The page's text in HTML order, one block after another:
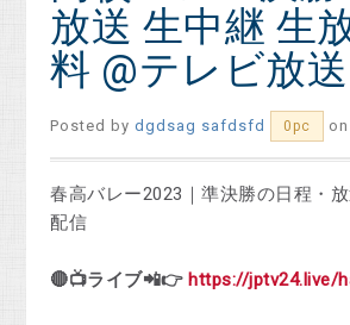
放送 生中継 生
料 @テレビ放送
Posted bydgdsag safdsfd 0pc on
春高バレー2023｜準決勝の日程・
配信
🔴📺ライブ📲👉 https://jptv24.live/